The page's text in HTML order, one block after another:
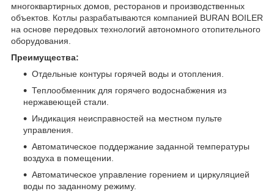
многоквартирных домов, ресторанов и производственных
объектов. Котлы разрабатываются компанией BURAN BOILER
на основе передовых технологий автономного отопительного
оборудования.
Преимущества:
Отдельные контуры горячей воды и отопления.
Теплообменник для горячего водоснабжения из
нержавеющей стали.
Индикация неисправностей на местном пульте
управления.
Автоматическое поддержание заданной температуры
воздуха в помещении.
Автоматическое управление горением и циркуляцией
воды по заданному режиму.